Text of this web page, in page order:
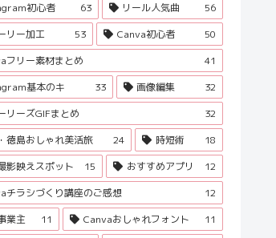
初心者
63 リール人気曲
56
リー加工
53 Canva初心者
50
フリー素材まとめ
41
基本のキ
33 画像編集
32
リーズGIFまとめ
32
徳島おしゃれ美活旅
24 時短術
18
影映えスポット
15 おすすめアプリ
12
チラシづくり講座のご感想
12
業主
11 Canvaおしゃれフォント
11